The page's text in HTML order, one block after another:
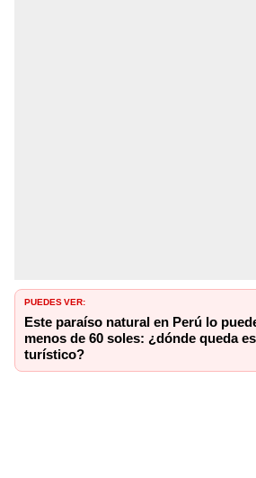
PUEDES VER:
Este paraíso natural en Perú lo
menos de 60 soles: ¿dónde queda
turístico?